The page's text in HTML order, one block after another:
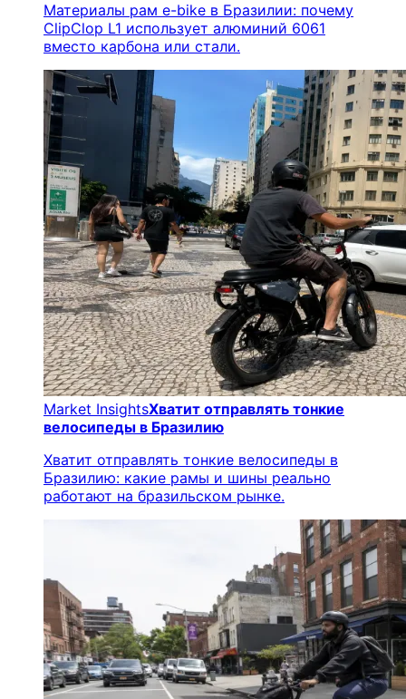
Материалы рам e-bike в Бразилии: почему
ClipClop L1 использует алюминий 6061
вместо карбона или стали.
Market InsightsХватит отправлять тонкие
велосипеды в Бразилию
Хватит отправлять тонкие велосипеды в
Бразилию: какие рамы и шины реально
работают на бразильском рынке.